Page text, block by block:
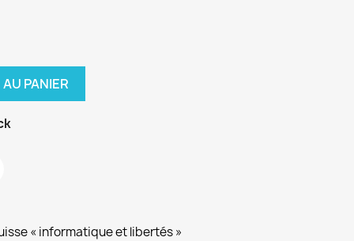
PANIER
« informatique et libertés »